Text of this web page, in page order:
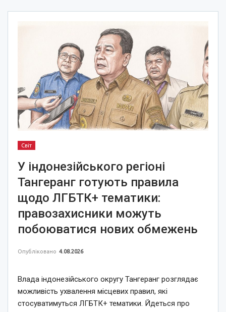
Світ
У індонезійського регіоні
Тангеранг готують правила
щодо ЛГБТК+ тематики:
правозахисники можуть
побоюватися нових обмежень
Опубліковано 4.08.2026
Влада індонезійського округу Тангеранг розглядає
можливість ухвалення місцевих правил, які
стосуватимуться ЛГБТК+ тематики. Йдеться про